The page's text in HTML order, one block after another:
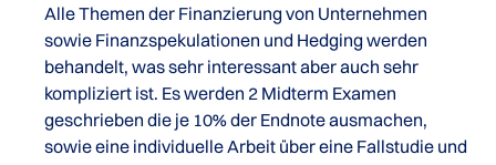
Alle Themen der Finanzierung von Unternehmen
sowie Finanzspekulationen und Hedging werden
behandelt, was sehr interessant aber auch sehr
kompliziert ist. Es werden 2 Midterm Examen
geschrieben die je 10% der Endnote ausmachen,
sowie eine individuelle Arbeit über eine Fallstudie und